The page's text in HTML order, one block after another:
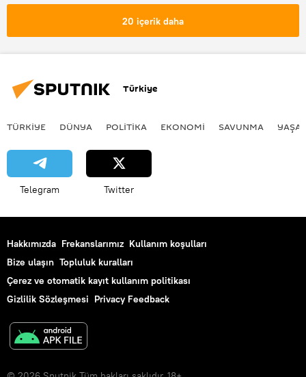
İsrail-Filistin sorunu
diplomatik ilişki
diplomatik ilişkiler
Bolivya
20 içerik daha
Türkiye
TÜRKIYE DÜNYA POLİTİKA EKONOMİ SAVUNMA
Telegram Twitter
Hakkımızda Frekanslarımız Kullanım koşulları
Bize ulaşın Topluluk kuralları
Çerez ve otomatik kayıt kullanım politikası
Gizlilik Sözleşmesi Privacy Feedback